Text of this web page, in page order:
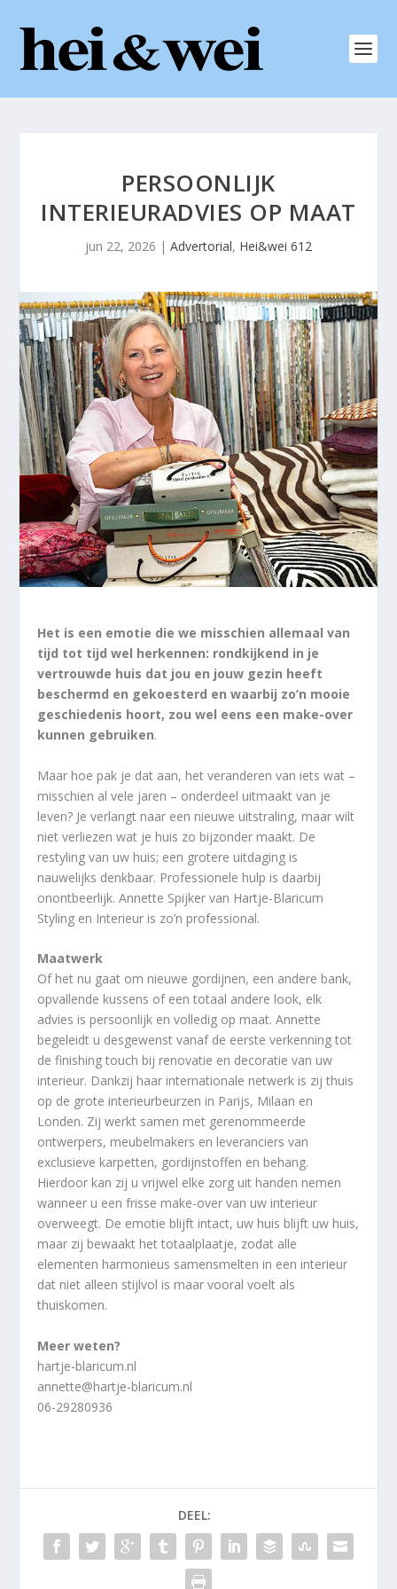
PERSOONLIJK
INTERIEURADVIES OP MAAT
jun 22, 2026 | Advertorial, Hei&wei 612
Het is een emotie die we misschien allemaal van
tijd tot tijd wel herkennen: rondkijkend in je
vertrouwde huis dat jou en jouw gezin heeft
beschermd en gekoesterd en waarbij zo’n mooie
geschiedenis hoort, zou wel eens een make-over
kunnen gebruiken.
Maar hoe pak je dat aan, het veranderen van iets wat –
misschien al vele jaren – onderdeel uitmaakt van je
leven? Je verlangt naar een nieuwe uitstraling, maar wilt
niet verliezen wat je huis zo bijzonder maakt. De
restyling van uw huis; een grotere uitdaging is
nauwelijks denkbaar. Professionele hulp is daarbij
onontbeerlijk. Annette Spijker van Hartje-Blaricum
Styling en Interieur is zo’n professional.
Maatwerk
Of het nu gaat om nieuwe gordijnen, een andere bank,
opvallende kussens of een totaal andere look, elk
advies is persoonlijk en volledig op maat. Annette
begeleidt u desgewenst vanaf de eerste verkenning tot
de finishing touch bij renovatie en decoratie van uw
interieur. Dankzij haar internationale netwerk is zij thuis
op de grote interieurbeurzen in Parijs, Milaan en
Londen. Zij werkt samen met gerenommeerde
ontwerpers, meubelmakers en leveranciers van
exclusieve karpetten, gordijnstoffen en behang.
Hierdoor kan zij u vrijwel elke zorg uit handen nemen
wanneer u een frisse make-over van uw interieur
overweegt. De emotie blijft intact, uw huis blijft uw huis,
maar zij bewaakt het totaalplaatje, zodat alle
elementen harmonieus samensmelten in een interieur
dat niet alleen stijlvol is maar vooral voelt als
thuiskomen.
Meer weten?
hartje-blaricum.nl
annette@hartje-blaricum.nl
06-29280936
DEEL: